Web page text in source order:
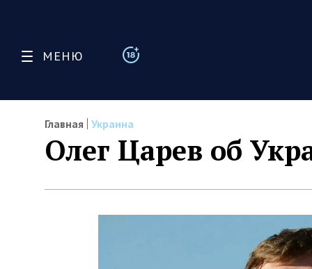
МЕНЮ
Главная Украина
Олег Царев об